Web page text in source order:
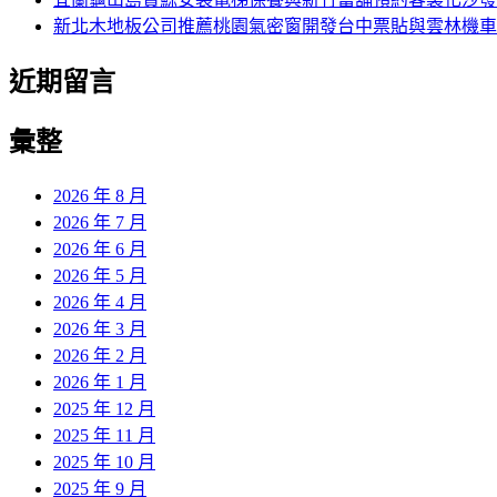
新北木地板公司推薦桃園氣密窗開發台中票貼與雲林機
近期留言
彙整
2026 年 8 月
2026 年 7 月
2026 年 6 月
2026 年 5 月
2026 年 4 月
2026 年 3 月
2026 年 2 月
2026 年 1 月
2025 年 12 月
2025 年 11 月
2025 年 10 月
2025 年 9 月